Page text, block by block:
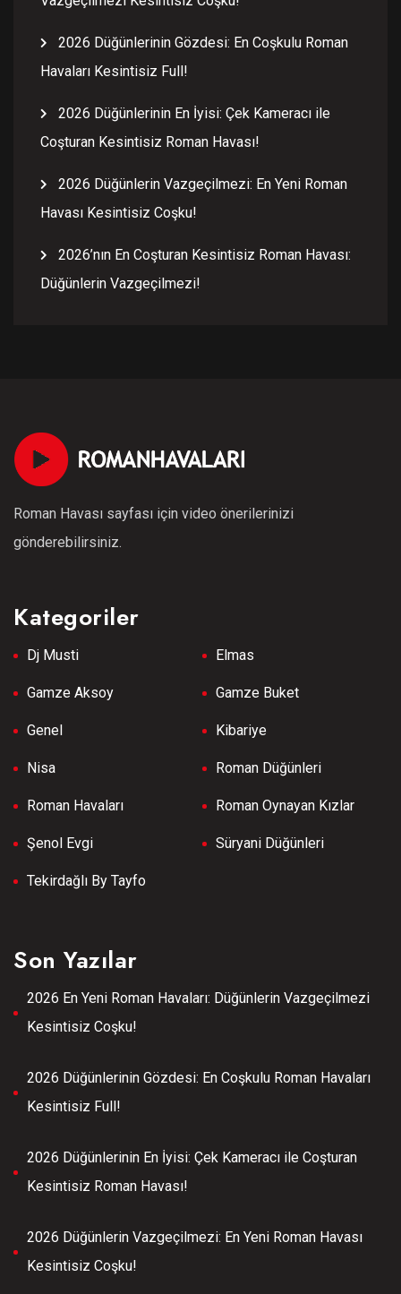
2026 Düğünlerinin Gözdesi: En Coşkulu Roman
Havaları Kesintisiz Full!
2026 Düğünlerinin En İyisi: Çek Kameracı ile
Coşturan Kesintisiz Roman Havası!
2026 Düğünlerin Vazgeçilmezi: En Yeni Roman
Havası Kesintisiz Coşku!
2026’nın En Coşturan Kesintisiz Roman Havası:
Düğünlerin Vazgeçilmezi!
Roman Havası sayfası için video önerilerinizi
gönderebilirsiniz.
Kategoriler
Dj Musti Elmas
Gamze Aksoy Gamze Buket
Genel Kibariye
Nisa Roman Düğünleri
Roman Havaları Roman Oynayan Kızlar
Şenol Evgi Süryani Düğünleri
Tekirdağlı By Tayfo
Son Yazılar
2026 En Yeni Roman Havaları: Düğünlerin Vazgeçilmezi
Kesintisiz Coşku!
2026 Düğünlerinin Gözdesi: En Coşkulu Roman Havaları
Kesintisiz Full!
2026 Düğünlerinin En İyisi: Çek Kameracı ile Coşturan
Kesintisiz Roman Havası!
2026 Düğünlerin Vazgeçilmezi: En Yeni Roman Havası
Kesintisiz Coşku!